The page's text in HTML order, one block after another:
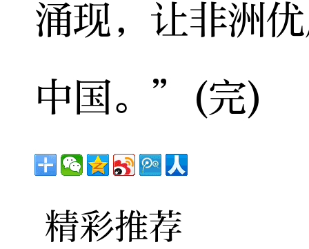
涌现，让非洲
中国。”(完)
精彩推荐